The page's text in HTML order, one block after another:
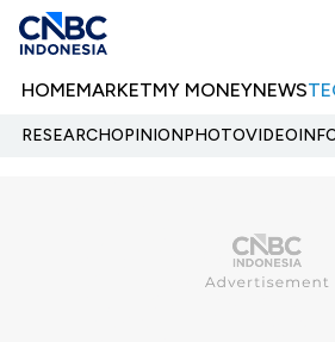
HOMEMARKETMY MONEYNEWS
RESEARCHOPINIONPHOTOVIDEO